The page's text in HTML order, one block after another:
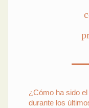
¿Cómo ha sido
durante los